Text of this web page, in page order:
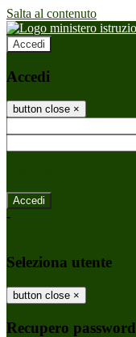
Salta al contenuto
Accedi
Accedi
button close ×
-
Seleziona utente
button close ×
Recupero password